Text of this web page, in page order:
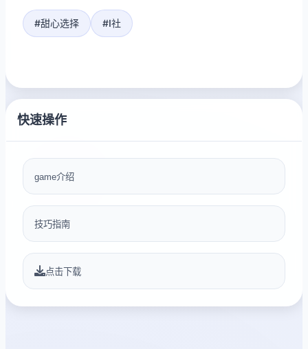
#甜心选择 #I社
快速操作
game介绍
技巧指南
点击下载